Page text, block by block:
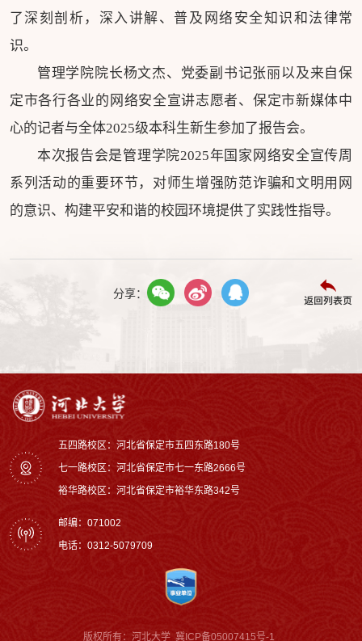
了深刻剖析，深入讲解、普及网络安全知识和法律常
识。
管理学院院长杨文杰、党委副书记张丽以及来自保
定市各行各业的网络安全宣讲志愿者、保定市新媒体中
心的记者与全体2025级本科生新生参加了报告会。
本次报告会是管理学院2025年国家网络安全宣传周
系列活动的重要环节，对师生增强防范诈骗和文明用网
的意识、构建平安和谐的校园环境提供了实践性指导。
分享： 返回列表页
五四路校区：河北省保定市五四东路180号
七一路校区：‌河北省保定市七一东路2666号
裕华路校区‌：河北省保定市裕华东路342号
邮编：071002
电话：0312-5079709
版权所有：河北大学 冀ICP备05007415号-1